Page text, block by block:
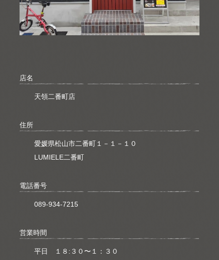
店名
天領二番町店
住所
愛媛県松山市二番町１－１－１０
LUMIELE二番町
電話番号
089-934-7215
営業時間
平日 １８:３０〜１：３０